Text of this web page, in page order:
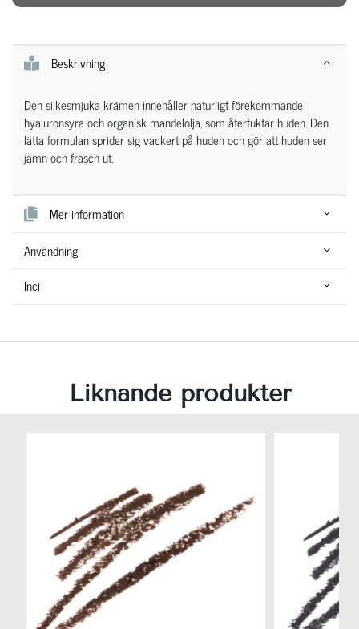
Beskrivning
Den silkesmjuka krämen innehåller naturligt förekommande
hyaluronsyra och organisk mandelolja, som återfuktar huden. Den
lätta formulan sprider sig vackert på huden och gör att huden ser
jämn och fräsch ut.
Mer information
Användning
Inci
Liknande produkter